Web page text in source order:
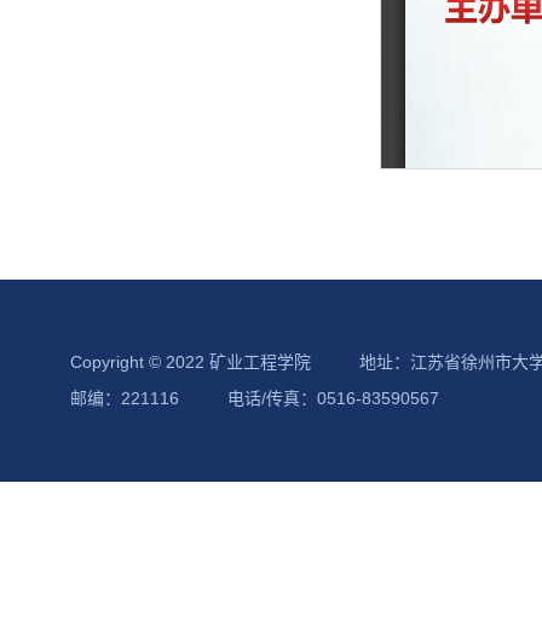
Copyright © 2022 矿业工程学院
地址：江苏省徐州市大
邮编：221116
电话/传真：0516-83590567